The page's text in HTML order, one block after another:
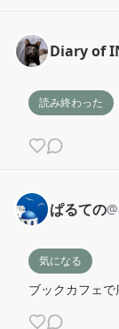
Diary of
読み終わった
ぱるての@
気になる
ブックカフェ